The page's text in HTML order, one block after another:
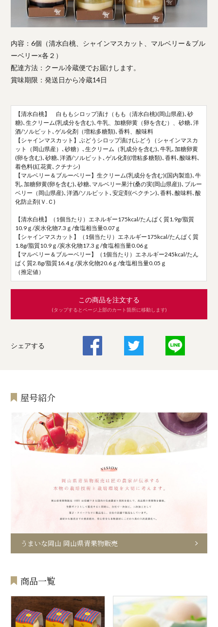
内容：6個（清水白桃、シャインマスカット、マルベリー＆ブル
ーベリー×各２）
配達方法：クール冷蔵便でお届けします。
賞味期限：発送日から冷蔵14日
【清水白桃】 白ももシロップ漬け（もも（清水白桃)(岡山県産)､砂
糖)､生クリーム(乳成分を含む)､牛乳、加糖卵黄（卵を含む）、砂糖､洋
酒/ソルビット､ゲル化剤（増粘多糖類)､香料、酸味料
【シャインマスカット】ぶどうシロップ漬け(ふどう（シャインマスカ
ット（岡山県産）､砂糖）､生クリーム（乳成分を含む)､牛乳､加糖卵黄
(卵を含む)､砂糖､洋酒/ソルビット､ゲル化剤(増粘多糖類)､香料､酸味料､
着色料(紅花黄､クチナシ)
【マルベリー＆ブルーベリー】生クリーム(乳成分を含む)(国内製造)､牛
乳､加糖卵黄(卵を含む)､砂糖､マルベリー果汁(桑の実(岡山県産))､ブルー
ベリー（岡山県産)､洋酒/ソルビット､安定剤(ペクチン)､香料､酸味料､酸
化防止剤(Ｖ.Ｃ)
【清水白桃】（1個当たり）エネルギー175kcal/たんぱく質1.9g/脂質
10.9ｇ/炭水化物7.3ｇ/食塩相当量0.07ｇ
【シャインマスカット】（1個当たり）エネルギー175kcal/たんぱく質
1.8g/脂質10.9ｇ/炭水化物17.3ｇ/食塩相当量0.06ｇ
【マルベリー＆ブルーベリー】（1個当たり）エネルギー245kcal/たん
ぱく質2.8g/脂質16.4ｇ/炭水化物20.6ｇ/食塩相当量0.05ｇ
（推定値）
この商品を注文する
(タップするとページ上部のカート箇所に移動します)
シェアする
屋号紹介
うまいな岡山 岡山県青果物販売
商品一覧